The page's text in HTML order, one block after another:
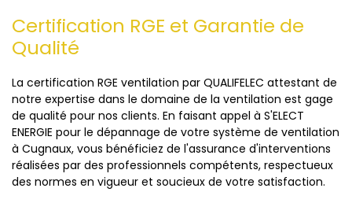
Certification RGE et Garantie de
Qualité
La certification RGE ventilation par QUALIFELEC attestant de
notre expertise dans le domaine de la ventilation est gage
de qualité pour nos clients. En faisant appel à S'ELECT
ENERGIE pour le dépannage de votre système de ventilation
à Cugnaux, vous bénéficiez de l'assurance d'interventions
réalisées par des professionnels compétents, respectueux
des normes en vigueur et soucieux de votre satisfaction.